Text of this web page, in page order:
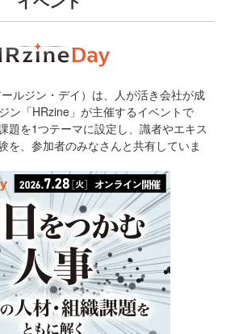
ルジン・デイ）は、人が活き会社が成
ン「HRzine」が主催するイベントで
題を1つテーマに設定し、識者やエキス
を、参加者のみなさんと共有していま